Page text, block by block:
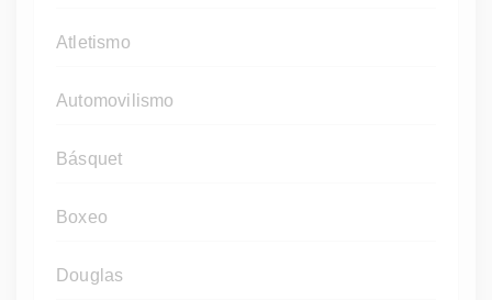
Atletismo
Automovilismo
Básquet
Boxeo
Douglas